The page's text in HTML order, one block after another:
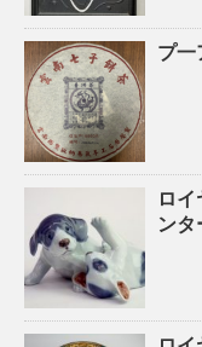
プ一
ロ
ンタ